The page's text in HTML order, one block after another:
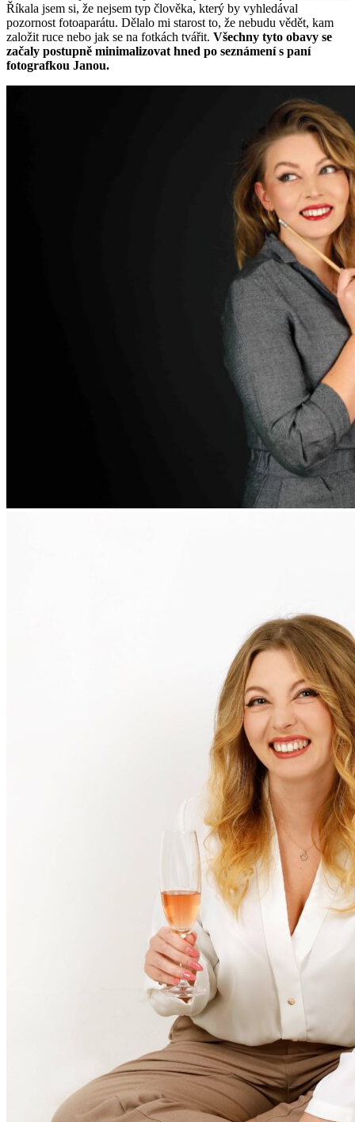
Říkala jsem si, že nejsem typ člověka, který by vyhledával
pozornost fotoaparátu. Dělalo mi starost to, že nebudu vědět, kam
založit ruce nebo jak se na fotkách tvářit. Všechny tyto obavy se
začaly postupně minimalizovat hned po seznámení s paní
fotografkou Janou.